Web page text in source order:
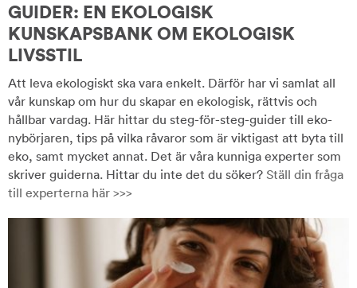
GUIDER: EN EKOLOGISK
KUNSKAPSBANK OM EKOLOGISK
LIVSSTIL
Att leva ekologiskt ska vara enkelt. Därför har vi samlat all
vår kunskap om hur du skapar en ekologisk, rättvis och
hållbar vardag. Här hittar du steg-för-steg-guider till eko-
nybörjaren, tips på vilka råvaror som är viktigast att byta till
eko, samt mycket annat. Det är våra kunniga experter som
skriver guiderna. Hittar du inte det du söker? Ställ din fråga
till experterna här >>>